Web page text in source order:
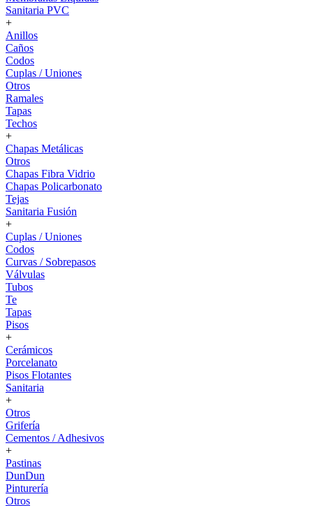
Sanitaria PVC
+
Anillos
Caños
Codos
Cuplas / Uniones
Otros
Ramales
Tapas
Techos
+
Chapas Metálicas
Otros
Chapas Fibra Vidrio
Chapas Policarbonato
Tejas
Sanitaria Fusión
+
Cuplas / Uniones
Codos
Curvas / Sobrepasos
Válvulas
Tubos
Te
Tapas
Pisos
+
Cerámicos
Porcelanato
Pisos Flotantes
Sanitaria
+
Otros
Grifería
Cementos / Adhesivos
+
Pastinas
DunDun
Pinturería
Otros